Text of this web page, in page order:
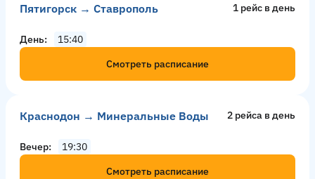
Пятигорск → Ставрополь 1 рейс в день
День
15:40
Смотреть расписание
Краснодон → Минеральные Воды 2 рейсa в день
Вечер
19:30
Смотреть расписание